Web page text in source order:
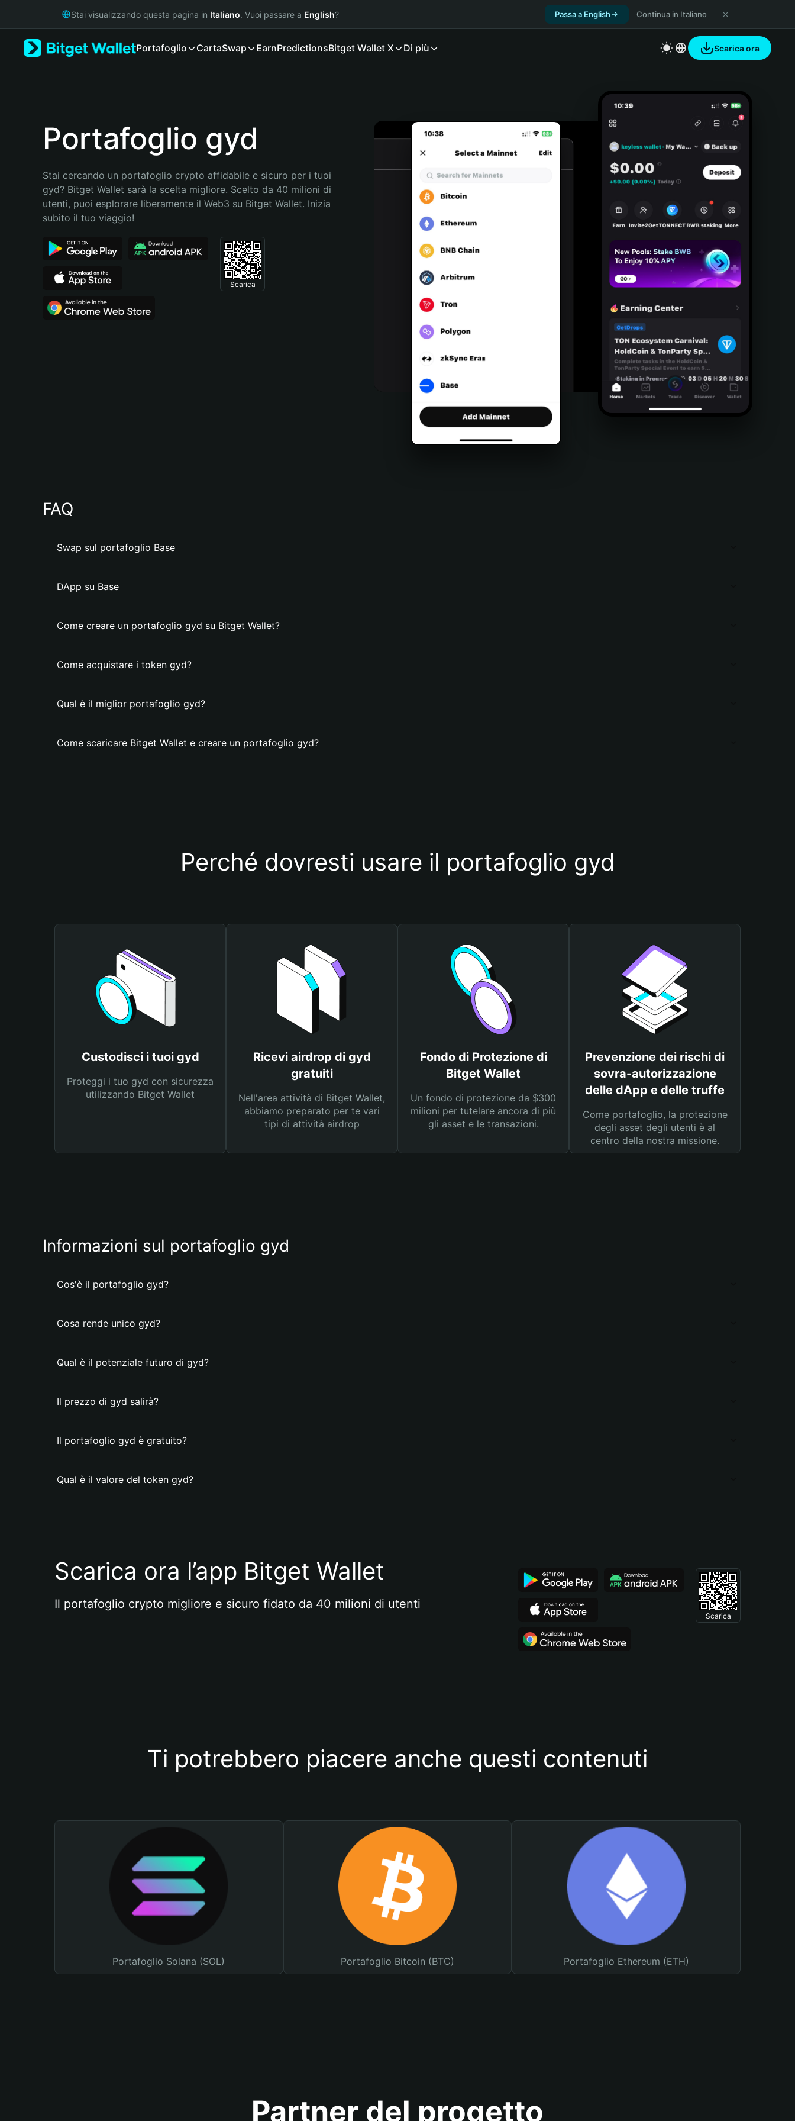
Русский
Bahasa Indonesia
Português (Brasil)
Stai visualizzando questa pagina in Italiano. Vuoi passare a English? Passa a English Continua in Italiano
Portafoglio CartaSwap EarnPredictionsBitget Wallet X Di più Scarica ora
Portafoglio gyd
Stai cercando un portafoglio crypto affidabile e sicuro per i tuoi
gyd? Bitget Wallet sarà la scelta migliore. Scelto da 40 milioni di
utenti, puoi esplorare liberamente il Web3 su Bitget Wallet. Inizia
subito il tuo viaggio!
Scarica
FAQ
Swap sul portafoglio Base
DApp su Base
Come creare un portafoglio gyd su Bitget Wallet?
Come acquistare i token gyd?
Qual è il miglior portafoglio gyd?
Come scaricare Bitget Wallet e creare un portafoglio gyd?
Perché dovresti usare il portafoglio gyd
Custodisci i tuoi gyd
Proteggi i tuo gyd con sicurezza
utilizzando Bitget Wallet
Ricevi airdrop di gyd
gratuiti
Nell'area attività di Bitget Wallet,
abbiamo preparato per te vari
tipi di attività airdrop
Fondo di Protezione di
Bitget Wallet
Un fondo di protezione da $300
milioni per tutelare ancora di più
gli asset e le transazioni.
Prevenzione dei rischi di
sovra-autorizzazione
delle dApp e delle truffe
Come portafoglio, la protezione
degli asset degli utenti è al
centro della nostra missione.
Informazioni sul portafoglio gyd
Cos'è il portafoglio gyd?
Cosa rende unico gyd?
Qual è il potenziale futuro di gyd?
Il prezzo di gyd salirà?
Il portafoglio gyd è gratuito?
Qual è il valore del token gyd?
Scarica ora l’app Bitget Wallet
Il portafoglio crypto migliore e sicuro fidato da 40 milioni di utenti
Scarica
Ti potrebbero piacere anche questi contenuti
Portafoglio Solana (SOL) Portafoglio Bitcoin (BTC) Portafoglio Ethereum (ETH)
Partner del progetto